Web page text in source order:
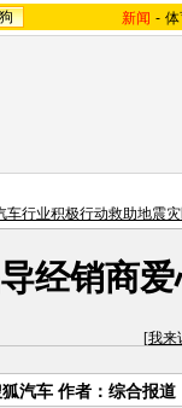
新闻 -
车行业积极行动救助地震
经销商
[我来
汽车 作者：综合报道